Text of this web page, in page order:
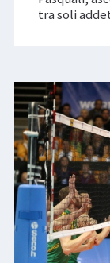
tra soli